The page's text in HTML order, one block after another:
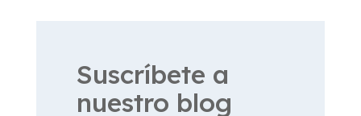
Suscríbete a
nuestro blog